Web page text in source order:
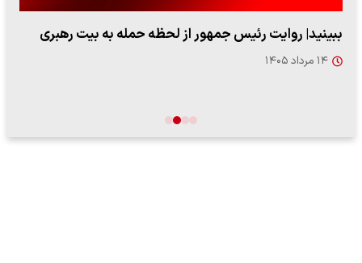
ببینید| روایت رئیس جمهور از لحظه حمله به بیت رهبری
۱۴ مرداد ۱۴۰۵